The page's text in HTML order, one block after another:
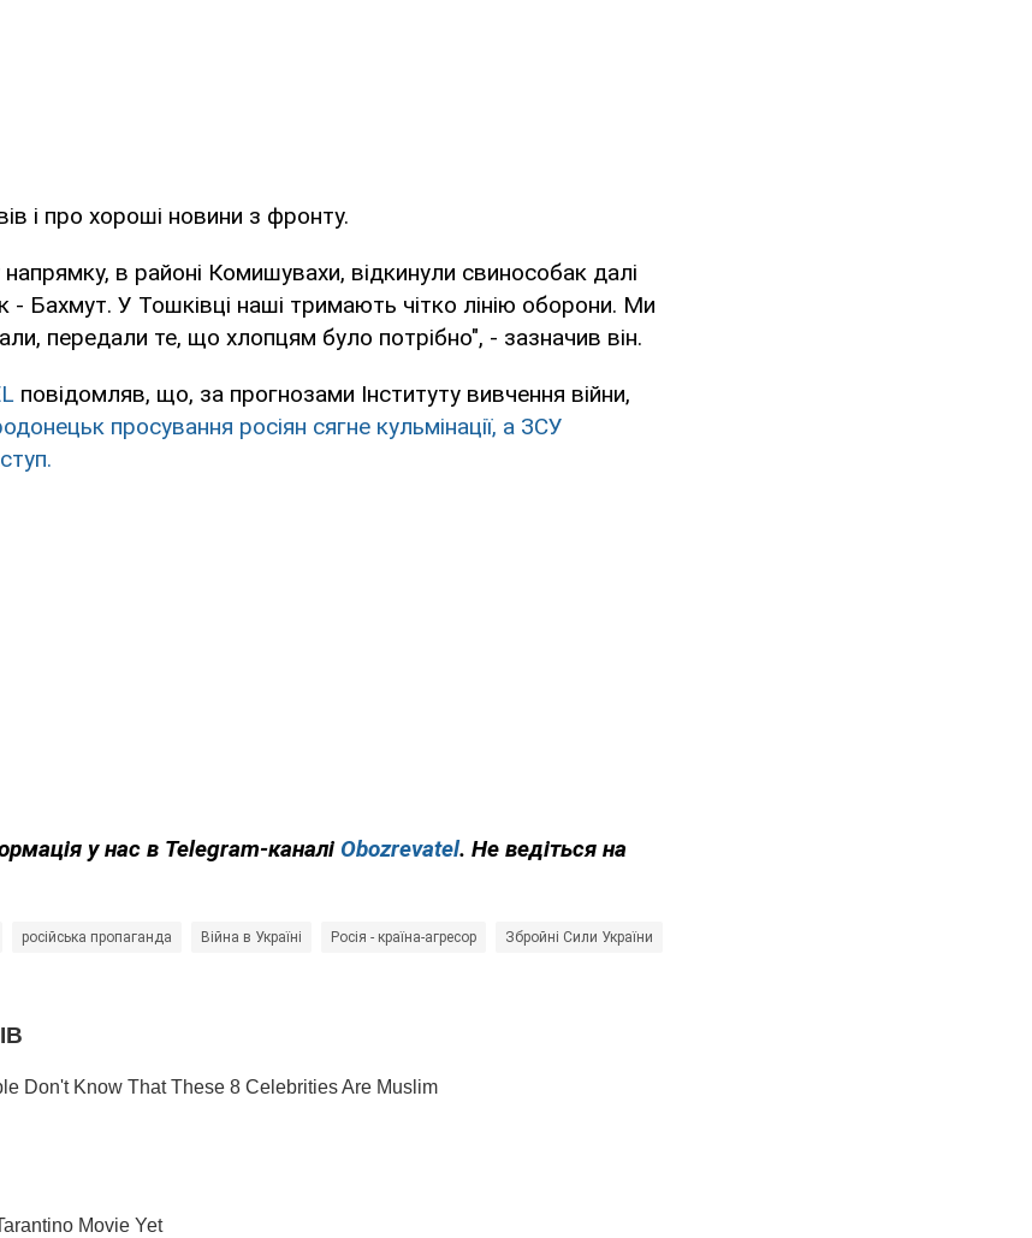
і про хороші новини з фронту.
в районі Комишувахи, відкинули свинособак далі
- Бахмут. У Тошківці наші тримають чітко лінію оборони. Ми
передали те, що хлопцям було потрібно", - зазначив він.
повідомляв, що, за прогнозами Інституту вивчення війни,
просування росіян сягне кульмінації, а ЗСУ
у нас в Telegram-каналі Obozrevatel. Не ведіться на
російська пропаганда Війна в Україні Росія - країна-агресор Збройні Сили України